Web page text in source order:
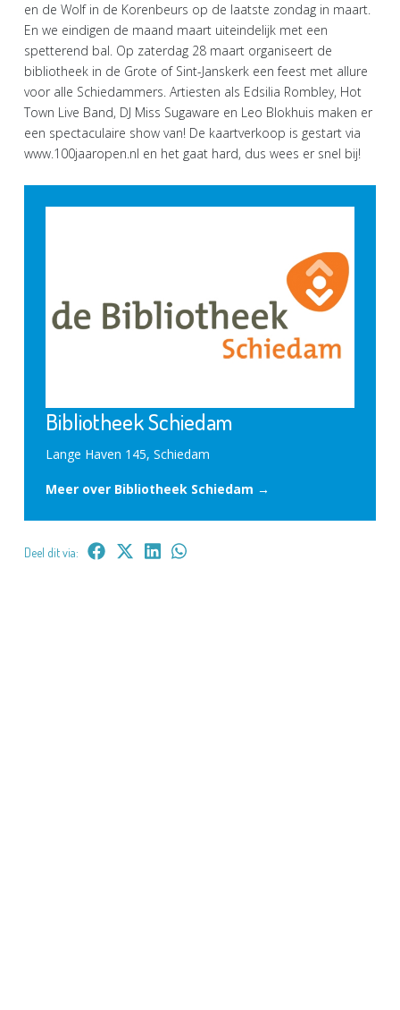
en de Wolf in de Korenbeurs op de laatste zondag in maart.
En we eindigen de maand maart uiteindelijk met een
spetterend bal. Op zaterdag 28 maart organiseert de
bibliotheek in de Grote of Sint-Janskerk een feest met allure
voor alle Schiedammers. Artiesten als Edsilia Rombley, Hot
Town Live Band, DJ Miss Sugaware en Leo Blokhuis maken er
een spectaculaire show van! De kaartverkoop is gestart via
www.100jaaropen.nl en het gaat hard, dus wees er snel bij!
Bibliotheek Schiedam
Lange Haven 145, Schiedam
Meer over Bibliotheek Schiedam →
Deel dit via: